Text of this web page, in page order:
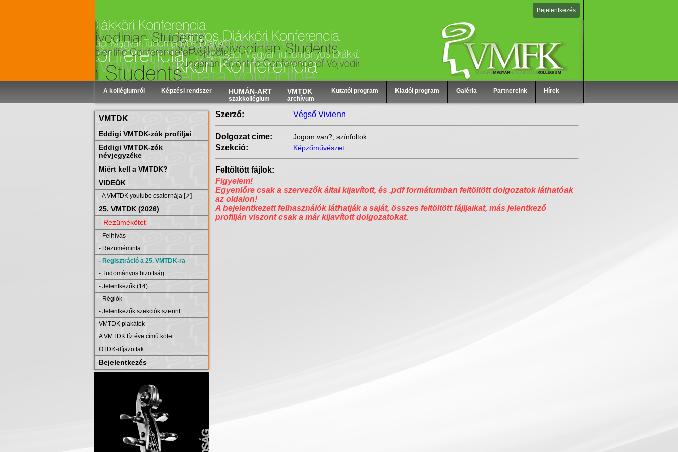
Bejelentkezés
A kollégiumról Képzési rendszer HUMÁN-ART
szakkollégium
VMTDK
archívum
Kutatói program Kiadói program Galéria Partnereink Hírek
VMTDK
Eddigi VMTDK-zók profiljai
Eddigi VMTDK-zók
névjegyzéke
Miért kell a VMTDK?
VIDEÓK
- A VMTDK youtube csatornája [➚]
25. VMTDK (2026)
- Rezümékötet
- Felhívás
- Rezüméminta
- Regisztráció a 25. VMTDK-ra
- Tudományos bizottság
- Jelentkezők (14)
- Régiók
- Jelentkezők szekciók szerint
VMTDK plakátok
A VMTDK tíz éve című kötet
OTDK-díjazottak
Bejelentkezés
Szerző: Végső Vivienn
Dolgozat címe: Jogom van?; színfoltok
Szekció: Képzőművészet
Feltöltött fájlok:
Figyelem!
Egyenlőre csak a szervezők által kijavított, és .pdf formátumban feltöltött dolgozatok láthatóak
az oldalon!
A bejelentkezett felhasználók láthatják a saját, összes feltöltött fájljaikat, más jelentkező
profilján viszont csak a már kijavított dolgozatokat.